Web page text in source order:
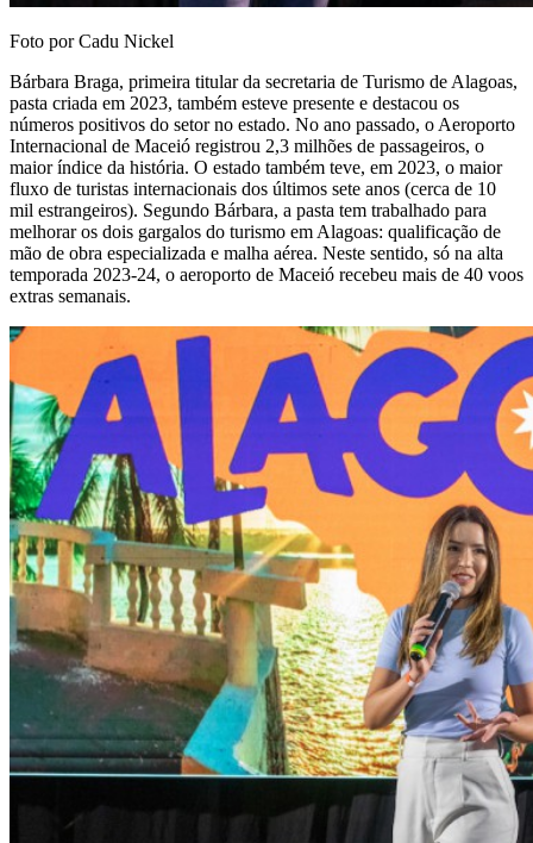
Foto por Cadu Nickel
Bárbara Braga, primeira titular da secretaria de Turismo de Alagoas,
pasta criada em 2023, também esteve presente e destacou os
números positivos do setor no estado. No ano passado, o Aeroporto
Internacional de Maceió registrou 2,3 milhões de passageiros, o
maior índice da história. O estado também teve, em 2023, o maior
fluxo de turistas internacionais dos últimos sete anos (cerca de 10
mil estrangeiros). Segundo Bárbara, a pasta tem trabalhado para
melhorar os dois gargalos do turismo em Alagoas: qualificação de
mão de obra especializada e malha aérea. Neste sentido, só na alta
temporada 2023-24, o aeroporto de Maceió recebeu mais de 40 voos
extras semanais.